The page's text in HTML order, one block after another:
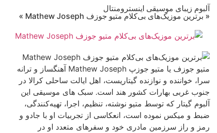
آلبوم زیبای موسیقی اینسترومنتال
« برترین موزیک‌های بی‌کلام متیو جوزف Mathew Joseph »
متیو جوزف یا متیو جوزپ Mathew Joseph آهنگساز و ترانه
سرا، خواننده و نوازنده گیتاریست، اهل ایالت ساحلی کرالا در
جنوب غربی بهارات کشور هند است. سبک های موسیقی این
آلبوم گیتار که توسط متیو نوشته، تنظیم، اجرا، تهیه‌کنندگی،
ضبط و میکس نموده است، انعکاسی از تجربیات او با جادو و
رمز و راز سرزمین مادری خود و سفرهای متعدد او در